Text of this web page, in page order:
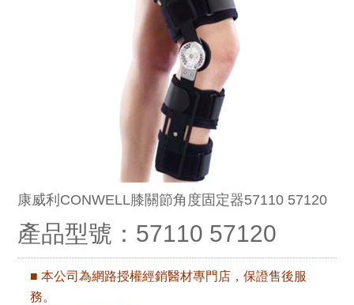
康威利CONWELL膝關節角度固定器57110 57120
產品型號：57110 57120
■ 本公司為網路授權經銷醫材專門店，保證售後服
務。